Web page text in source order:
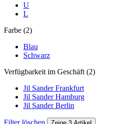
U
L
Farbe (2)
Blau
Schwarz
Verfügbarkeit im Geschäft (2)
Jil Sander Frankfurt
Jil Sander Hamburg
Jil Sander Berlin
Filter löschen